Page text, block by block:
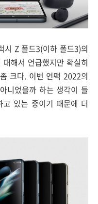
시 Z 폴드3(이하 폴드3)의
해서 언급했지만 확실히
크다. 이번 언팩 2022의
니었을까 하는 생각이 들
있는 중이기 때문에 더